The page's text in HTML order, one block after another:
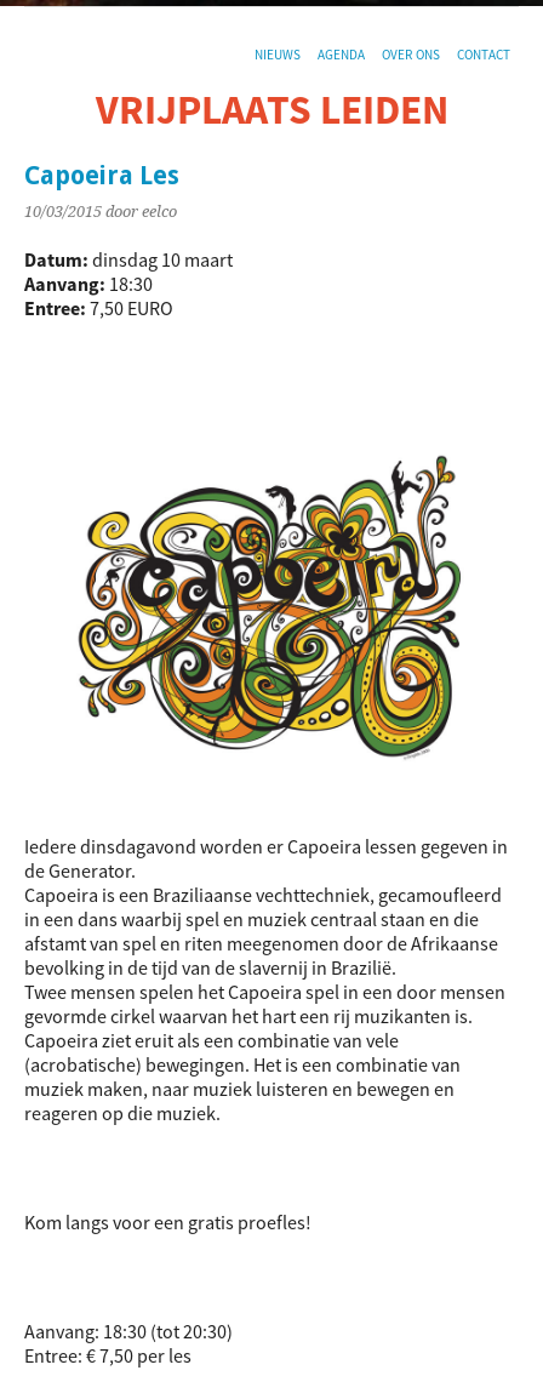
NIEUWS AGENDA OVER ONS CONTACT
VRIJPLAATS LEIDEN
Capoeira Les
10/03/2015 door eelco
Datum: dinsdag 10 maart
Aanvang: 18:30
Entree: 7,50 EURO
Iedere dinsdagavond worden er Capoeira lessen gegeven in
de Generator.
Capoeira is een Braziliaanse vechttechniek, gecamoufleerd
in een dans waarbij spel en muziek centraal staan en die
afstamt van spel en riten meegenomen door de Afrikaanse
bevolking in de tijd van de slavernij in Brazilië.
Twee mensen spelen het Capoeira spel in een door mensen
gevormde cirkel waarvan het hart een rij muzikanten is.
Capoeira ziet eruit als een combinatie van vele
(acrobatische) bewegingen. Het is een combinatie van
muziek maken, naar muziek luisteren en bewegen en
reageren op die muziek.
Kom langs voor een gratis proefles!
Aanvang: 18:30 (tot 20:30)
Entree: € 7,50 per les